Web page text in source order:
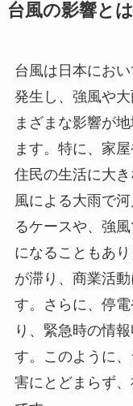
台風の影響とは
台風は日本にお
発生し、強風や
まざまな影響が
ます。特に、家
住民の生活に大
風による大雨で
るケースや、強
になることもあ
が滞り、商業活
す。さらに、停
り、緊急時の情
す。このように
害にとどまらず